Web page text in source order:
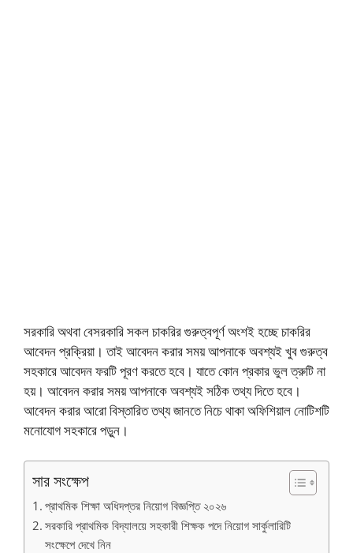
সরকারি অথবা বেসরকারি সকল চাকরির গুরুত্বপূর্ণ অংশই হচ্ছে চাকরির
আবেদন প্রক্রিয়া। তাই আবেদন করার সময় আপনাকে অবশ্যই খুব গুরুত্ব
সহকারে আবেদন ফরটি পূরণ করতে হবে। যাতে কোন প্রকার ভুল ত্রুটি না
হয়। আবেদন করার সময় আপনাকে অবশ্যই সঠিক তথ্য দিতে হবে।
আবেদন করার আরো বিস্তারিত তথ্য জানতে নিচে থাকা অফিশিয়াল নোটিশটি
মনোযোগ সহকারে পড়ুন।
সার সংক্ষেপ
প্রাথমিক শিক্ষা অধিদপ্তর নিয়োগ বিজ্ঞপ্তি ২০২৬
সরকারি প্রাথমিক বিদ্যালয়ে সহকারী শিক্ষক পদে নিয়োগ সার্কুলারিটি
সংক্ষেপে দেখে নিন